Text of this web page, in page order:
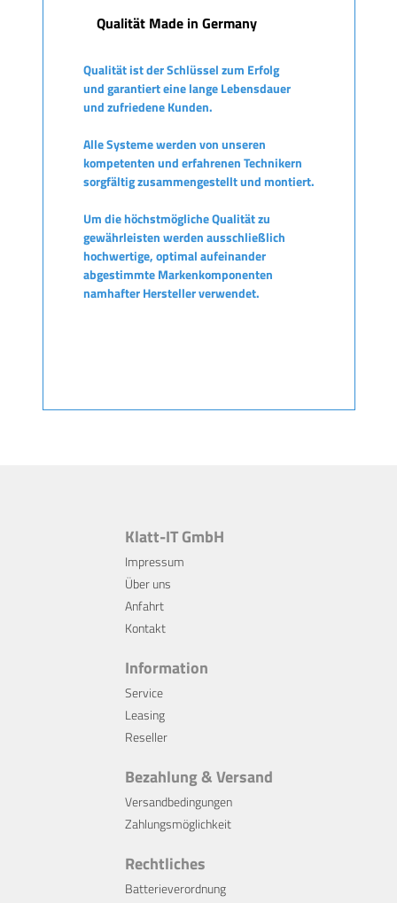
Qualität Made in Germany
Qualität ist der Schlüssel zum Erfolg
und garantiert eine lange Lebensdauer
und zufriedene Kunden.
Alle Systeme werden von unseren
kompetenten und erfahrenen Technikern
sorgfältig zusammengestellt und montiert.
Um die höchstmögliche Qualität zu
gewährleisten werden ausschließlich
hochwertige, optimal aufeinander
abgestimmte Markenkomponenten
namhafter Hersteller verwendet.
Klatt-IT GmbH
Impressum
Über uns
Anfahrt
Kontakt
Information
Service
Leasing
Reseller
Bezahlung & Versand
Versandbedingungen
Zahlungsmöglichkeit
Rechtliches
Batterieverordnung